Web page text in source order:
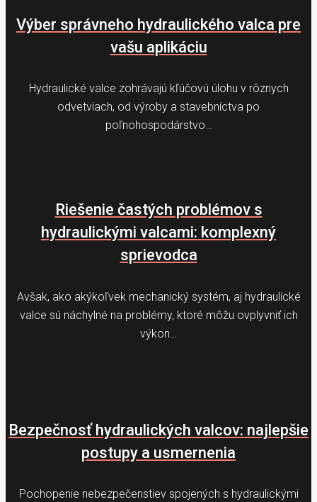
Výber správneho hydraulického valca pre
vašu aplikáciu
Hydraulické valce zohrávajú kľúčovú úlohu v rôznych
odvetviach, od výroby a stavebníctva po
poľnohospodárstvo…
Riešenie častých problémov s
hydraulickými valcami: komplexný
sprievodca
Avšak, ako akýkoľvek mechanický systém, aj hydraulické
valce sú náchylné na problémy, ktoré môžu ovplyvniť ich
výkon…
Bezpečnosť hydraulických valcov: najlepšie
postupy a usmernenia
Pochopenie nebezpečenstiev spojených s hydraulickými